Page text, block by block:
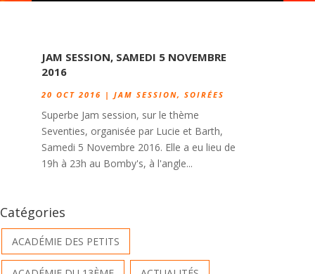
JAM SESSION, SAMEDI 5 NOVEMBRE
2016
20 OCT 2016 | JAM SESSION, SOIRÉES
Superbe Jam session, sur le thème
Seventies, organisée par Lucie et Barth,
Samedi 5 Novembre 2016. Elle a eu lieu de
19h à 23h au Bomby's, à l'angle...
Catégories
ACADÉMIE DES PETITS